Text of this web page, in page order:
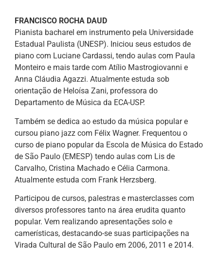
FRANCISCO ROCHA DAUD
Pianista bacharel em instrumento pela Universidade
Estadual Paulista (UNESP). Iniciou seus estudos de
piano com Luciane Cardassi, tendo aulas com Paula
Monteiro e mais tarde com Atílio Mastrogiovanni e
Anna Cláudia Agazzi. Atualmente estuda sob
orientação de Heloísa Zani, professora do
Departamento de Música da ECA-USP.
Também se dedica ao estudo da música popular e
cursou piano jazz com Félix Wagner. Frequentou o
curso de piano popular da Escola de Música do Estado
de São Paulo (EMESP) tendo aulas com Lis de
Carvalho, Cristina Machado e Célia Carmona.
Atualmente estuda com Frank Herzsberg.
Participou de cursos, palestras e masterclasses com
diversos professores tanto na área erudita quanto
popular. Vem realizando apresentações solo e
camerísticas, destacando-se suas participações na
Virada Cultural de São Paulo em 2006, 2011 e 2014.